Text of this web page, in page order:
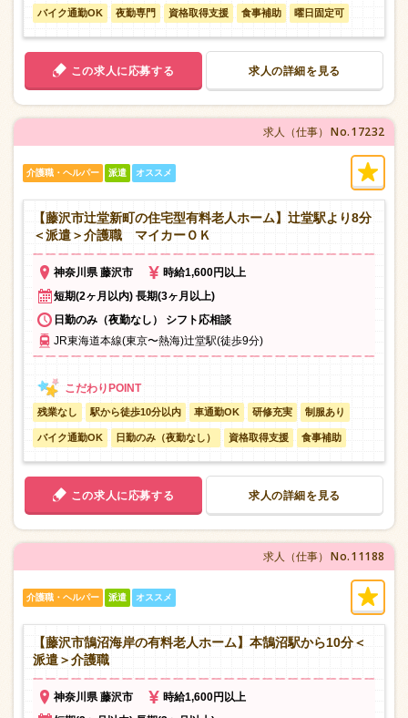
バイク通勤OK 夜勤専門 資格取得支援 食事補助 曜日固定可
この求人に応募する 求人の詳細を見る
求人（仕事） No.17232
介護職・ヘルパー 派遣 オススメ
【藤沢市辻堂新町の住宅型有料老人ホーム】辻堂駅より8分
＜派遣＞介護職 マイカーＯＫ
神奈川県 藤沢市
時給1,600円以上
短期(2ヶ月以内) 長期(3ヶ月以上)
日勤のみ（夜勤なし） シフト応相談
JR東海道本線(東京〜熱海)辻堂駅(徒歩9分)
残業なし 駅から徒歩10分以内 車通勤OK 研修充実 制服あり
バイク通勤OK 日勤のみ（夜勤なし） 資格取得支援 食事補助
この求人に応募する 求人の詳細を見る
求人（仕事） No.11188
介護職・ヘルパー 派遣 オススメ
【藤沢市鵠沼海岸の有料老人ホーム】本鵠沼駅から10分＜
派遣＞介護職
神奈川県 藤沢市
時給1,600円以上